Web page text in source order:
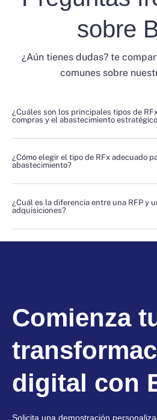
sobre
¿Aún tienes dudas? te
comunes sobre
¿Cuáles son los principales tipos de
compras y el abastecimiento
¿Cómo elegir el tipo de RFx adecuado
abastecimiento?
¿Cuál es la diferencia entre una RFP y
adquisiciones?
Comienza
digital con
Solicita una demostración